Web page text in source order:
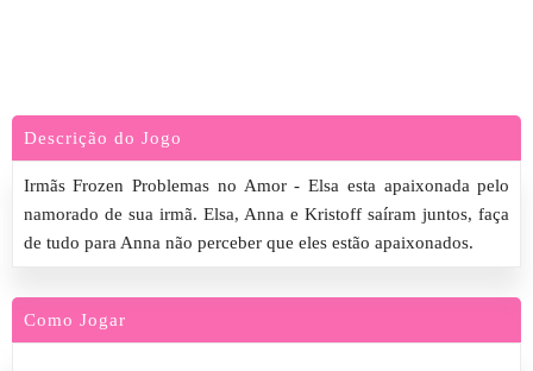
Descrição do Jogo
Irmãs Frozen Problemas no Amor - Elsa esta apaixonada pelo
namorado de sua irmã. Elsa, Anna e Kristoff saíram juntos, faça
de tudo para Anna não perceber que eles estão apaixonados.
Como Jogar